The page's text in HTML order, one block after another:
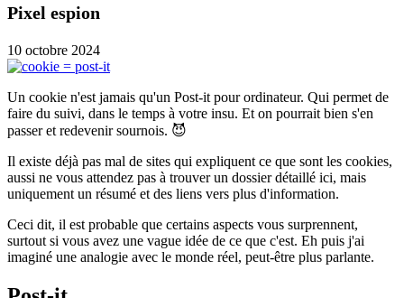
Pixel espion
10 octobre 2024
Un cookie n'est jamais qu'un Post-it pour ordinateur. Qui permet de
faire du suivi, dans le temps à votre insu. Et on pourrait bien s'en
passer et redevenir sournois. 😈
Il existe déjà pas mal de sites qui expliquent ce que sont les cookies,
aussi ne vous attendez pas à trouver un dossier détaillé ici, mais
uniquement un résumé et des liens vers plus d'information.
Ceci dit, il est probable que certains aspects vous surprennent,
surtout si vous avez une vague idée de ce que c'est. Eh puis j'ai
imaginé une analogie avec le monde réel, peut-être plus parlante.